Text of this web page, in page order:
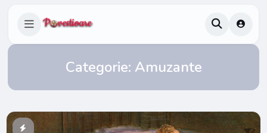
Categorie: Amuzante